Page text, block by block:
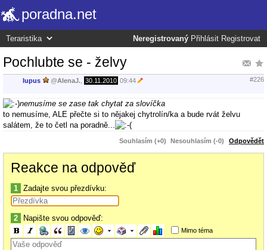
poradna.net
Neregistrovaný Přihlásit Registrovat
Pochlubte se - želvy
lupus @AlenaJ. 30.11.2010 09:44 #226
nemusíme se zase tak chytat za slovíčka
to nemusíme, ALE přečte si to nějakej chytrolín/ka a bude rvát želvu
salátem, že to četl na poradně...
Souhlasím (+0) Nesouhlasím (-0) Odpovědět
Reakce na odpověď
1 Zadajte svou přezdívku:
2 Napište svou odpověď:
Mimo téma